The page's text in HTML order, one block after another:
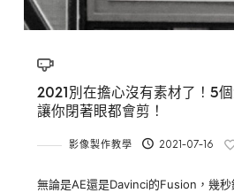
2021別在擔心沒有素材了！5
讓你閉著眼都會剪！
影像製作教學 2021-07-16
無論是AE還是Davinci的Fusion，幾